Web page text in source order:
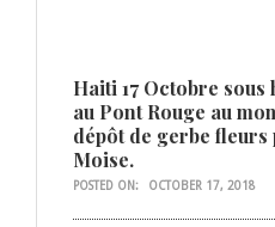
Haiti 17 Octobre
au Pont Rouge au
dépôt de gerbe
Moise.
POSTED ON: OCTOBER 17, 2018